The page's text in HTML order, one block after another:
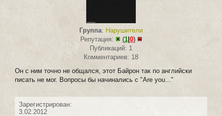
Группа: Нарушители
Репутация:
(1| 0)
Публикаций: 1
Комментариев: 18
Он с ним точно не общался, этот Байрон так по английски
писать не мог. Вопросы бы начинались с "Are you..."
Зарегистрирован:
3.02.2012